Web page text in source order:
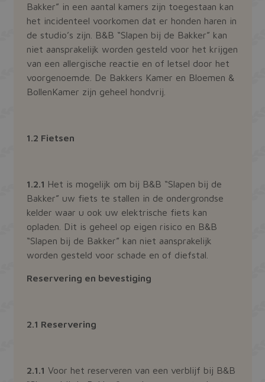
Bakker” in een aantal kamers zijn toegestaan kan
het incidenteel voorkomen dat er honden haren in
de studio’s zijn. B&B “Slapen bij de Bakker” kan
niet aansprakelijk worden gesteld voor het krijgen
van een allergische reactie en of letsel door het
voorgenoemde. De Bakkers Kamer en Bloemen &
BollenKamer zijn geheel hondvrij.
1.2 Fietsen
1.2.1 Het is mogelijk om bij B&B “Slapen bij de
Bakker” uw fiets te stallen in de ondergrondse
kelder waar u ook uw elektrische fiets kan
opladen. Dit is geheel op eigen risico en B&B
“Slapen bij de Bakker” kan niet aansprakelijk
worden gesteld voor schade en of diefstal.
Reservering en bevestiging
2.1 Reservering
2.1.1 Voor het reserveren van een verblijf bij B&B